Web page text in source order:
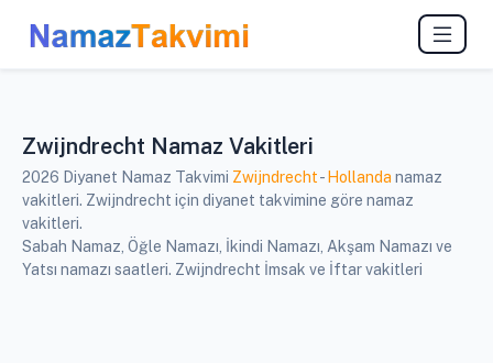
Zwijndrecht Namaz Vakitleri
2026 Diyanet Namaz Takvimi Zwijndrecht- Hollanda namaz
vakitleri. Zwijndrecht için diyanet takvimine göre namaz
vakitleri.
Sabah Namaz, Öğle Namazı, İkindi Namazı, Akşam Namazı ve
Yatsı namazı saatleri. Zwijndrecht İmsak ve İftar vakitleri